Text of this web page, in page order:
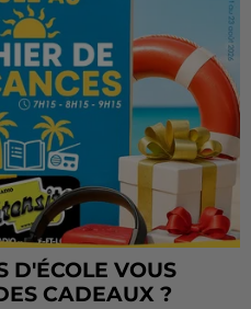
D'ÉCOLE VOUS
CADEAUX ?